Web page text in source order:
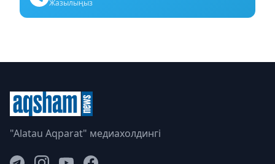
Жазылыңыз
"Alatau Aqparat" медиахолдингі